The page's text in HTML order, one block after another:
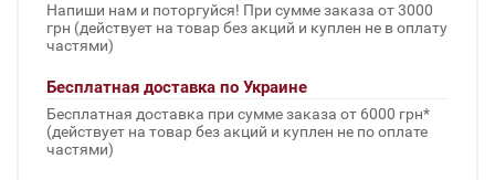
Напиши нам и поторгуйся! При сумме заказа от 3000
грн (действует на товар без акций и куплен не в оплату
частями)
Бесплатная доставка по Украине
Бесплатная доставка при сумме заказа от 6000 грн*
(действует на товар без акций и куплен не по оплате
частями)